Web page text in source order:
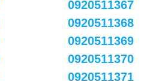
0920511367
0920511368
0920511369
0920511370
0920511371